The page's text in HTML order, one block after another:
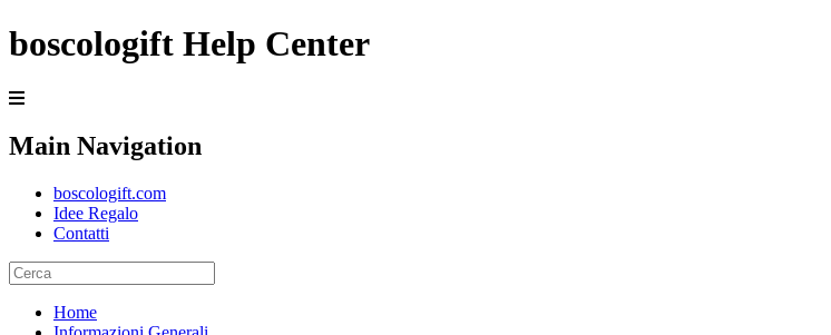
boscologift Help Center
Main Navigation
boscologift.com
Idee Regalo
Contatti
Home